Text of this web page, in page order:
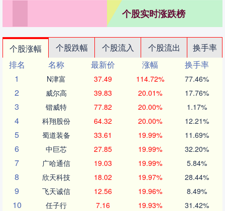
个股实时涨跌榜
个股涨幅 个股跌幅 个股流入 个股流出
换手率
排名
名称 最新价 涨幅
换手率
1
N津富 37.49 114.72% 77.46%
2 威尔高 39.83 20.01% 17.76%
3 锴威特 77.82 20.00% 1.17%
4 科翔股份 64.32 20.00% 12.21%
5 蜀道装备 33.61 19.99% 11.69%
6 中巨芯 27.85 19.99% 32.20%
7 广哈通信 19.03 19.99% 5.84%
8 欣天科技 18.02 19.97% 28.44%
9 飞天诚信 12.56 19.96% 8.49%
10 任子行 7.16 19.93% 31.42%